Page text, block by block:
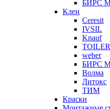
БИРС
Клеи
Ceresit
IVSIL
Knauf
TOILER
weber
БИРС
Волма
Литокс
ТИМ
Краски